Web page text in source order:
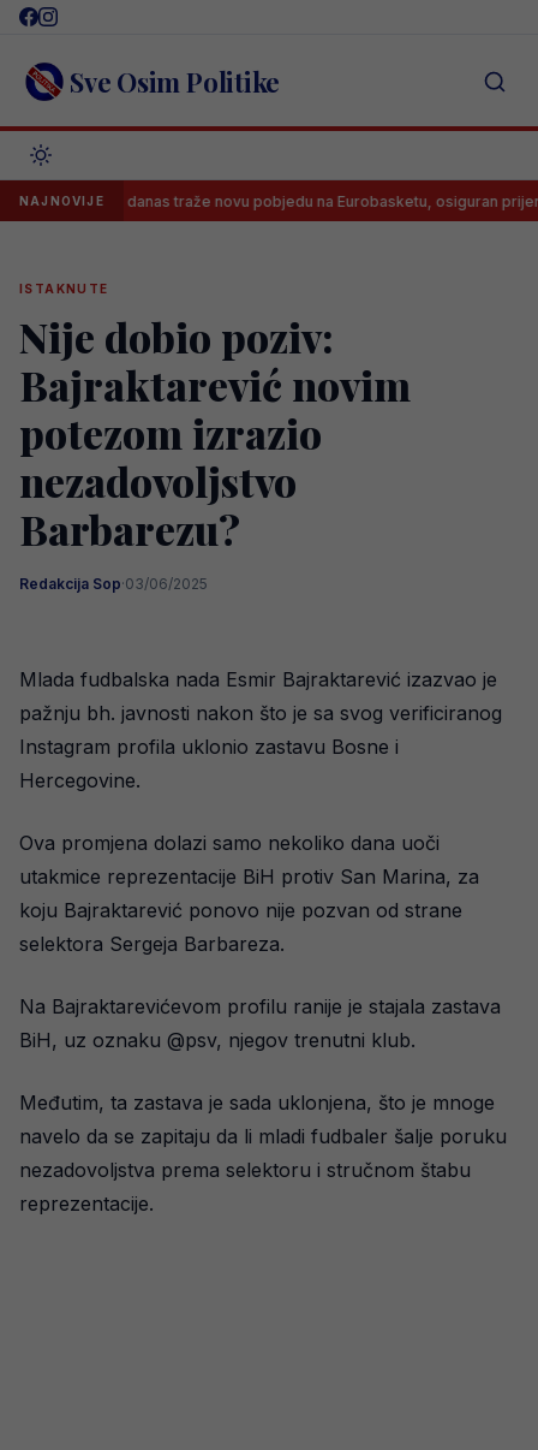
Skip
content Sve Osim Politike
NAJNOVIJEdanas traže novu pobjedu na Eurobasketu, osiguran prijenos!
ISTAKNUTE
Nije dobio poziv:
Bajraktarević novim
potezom izrazio
nezadovoljstvo
Barbarezu?
Redakcija Sop·03/06/2025
Mlada fudbalska nada Esmir Bajraktarević izazvao je
pažnju bh. javnosti nakon što je sa svog verificiranog
Instagram profila uklonio zastavu Bosne i
Hercegovine.
Ova promjena dolazi samo nekoliko dana uoči
utakmice reprezentacije BiH protiv San Marina, za
koju Bajraktarević ponovo nije pozvan od strane
selektora Sergeja Barbareza.
Na Bajraktarevićevom profilu ranije je stajala zastava
BiH, uz oznaku @psv, njegov trenutni klub.
Međutim, ta zastava je sada uklonjena, što je mnoge
navelo da se zapitaju da li mladi fudbaler šalje poruku
nezadovoljstva prema selektoru i stručnom štabu
reprezentacije.